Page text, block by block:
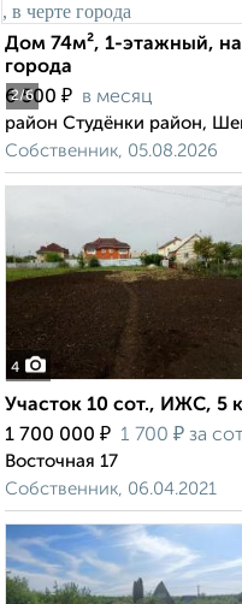
2/6
Дом 74м², 1-этажный,
города
6 500 ₽ в месяц
район Студёнки район,
Собственник, 05.08.2026
4
Участок 10 сот., ИЖС, 5
1 700 000 ₽ 1 700 ₽ за
Восточная 17
Собственник, 06.04.2021